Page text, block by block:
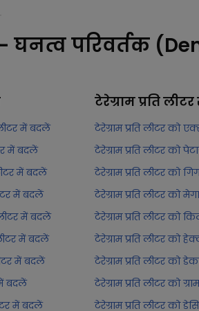
परिवर्तक
लीटर में बदलें
में बदलें
में बदलें
में बदलें
लीटर में बदलें
लीटर में बदलें
में बदलें
में बदलें
में बदलें
टेरेग्राम प्रति लीटर
टेरेग्राम प्रति लीटर को
टेरेग्राम प्रति लीटर को
टेरेग्राम प्रति लीटर को
टेरेग्राम प्रति लीटर को
टेरेग्राम प्रति लीटर को
टेरेग्राम प्रति लीटर को
टेरेग्राम प्रति लीटर को
टेरेग्राम प्रति लीटर को
टेरेग्राम प्रति लीटर को